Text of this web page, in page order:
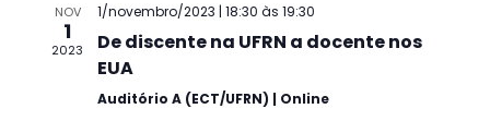
NOV
1
2023
1/novembro/2023 | 18:30 às 19:30
De discente na UFRN a docente nos
EUA
Auditório A (ECT/UFRN) | Online